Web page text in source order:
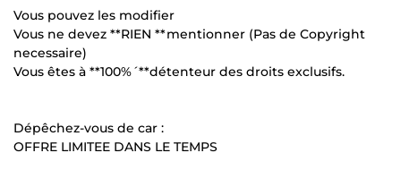
Vous pouvez les modifier
Vous ne devez **RIEN **mentionner (Pas de Copyright
necessaire)
Vous êtes à **100%´**détenteur des droits exclusifs.
Dépêchez-vous de car :
OFFRE LIMITEE DANS LE TEMPS